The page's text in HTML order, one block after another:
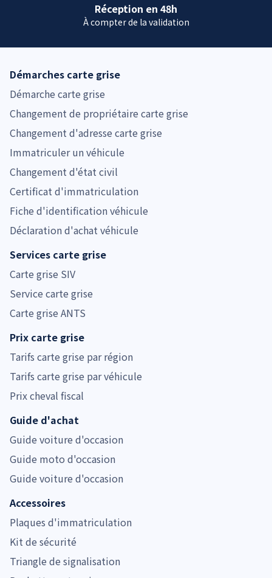
Réception en 48h
À compter de la validation
Démarches carte grise
Démarche carte grise
Changement de propriétaire carte grise
Changement d'adresse carte grise
Immatriculer un véhicule
Changement d'état civil
Certificat d'immatriculation
Fiche d'identification véhicule
Déclaration d'achat véhicule
Services carte grise
Carte grise SIV
Service carte grise
Carte grise ANTS
Prix carte grise
Tarifs carte grise par région
Tarifs carte grise par véhicule
Prix cheval fiscal
Guide d'achat
Guide voiture d'occasion
Guide moto d'occasion
Guide voiture d'occasion
Accessoires
Plaques d'immatriculation
Kit de sécurité
Triangle de signalisation